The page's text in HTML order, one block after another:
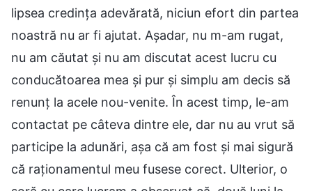
lipsea credința adevărată, niciun efort din partea
noastră nu ar fi ajutat. Așadar, nu m-am rugat,
nu am căutat și nu am discutat acest lucru cu
conducătoarea mea și pur și simplu am decis să
renunț la acele nou-venite. În acest timp, le-am
contactat pe câteva dintre ele, dar nu au vrut să
participe la adunări, așa că am fost și mai sigură
că raționamentul meu fusese corect. Ulterior, o